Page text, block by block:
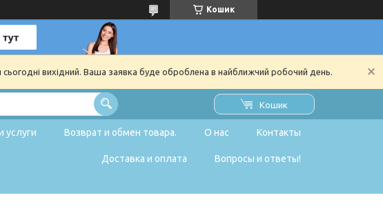
Кошик
вихідний. Ваша заявка буде оброблена в найближчий робочий день.
Кошик
услуги Возврат и обмен товара. О нас Контакты
Доставка и оплата Вопросы и ответы!